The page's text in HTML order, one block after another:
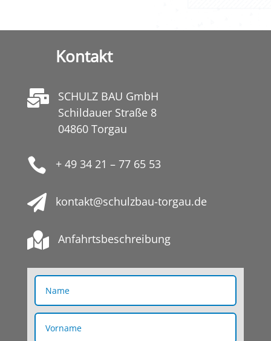
Kontakt

SCHULZ BAU GmbH
Schildauer Straße 8
04860 Torgau
 + 49 34 21 – 77 65 53
 kontakt@schulzbau-torgau.de
 Anfahrtsbeschreibung